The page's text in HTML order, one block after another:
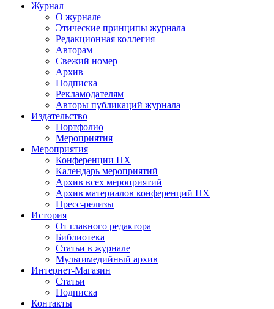
Журнал
О журнале
Этические принципы журнала
Редакционная коллегия
Авторам
Свежий номер
Архив
Подписка
Рекламодателям
Авторы публикаций журнала
Издательство
Портфолио
Мероприятия
Мероприятия
Конференции НХ
Календарь мероприятий
Архив всех мероприятий
Архив материалов конференций НХ
Пресс-релизы
История
От главного редактора
Библиотека
Статьи в журнале
Мультимедийный архив
Интернет-Магазин
Статьи
Подписка
Контакты